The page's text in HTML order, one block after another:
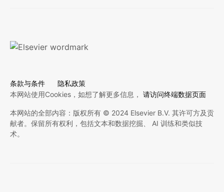
条款与条件
隐私政策
本网站使用Cookies，如想了解更多信息， 请访问终端数据页面
本网站的全部内容：版权所有 © 2024 Elsevier B.V. 其许可方及贡
献者。保留所有权利，包括文本和数据挖掘、 AI 训练和类似技
术。